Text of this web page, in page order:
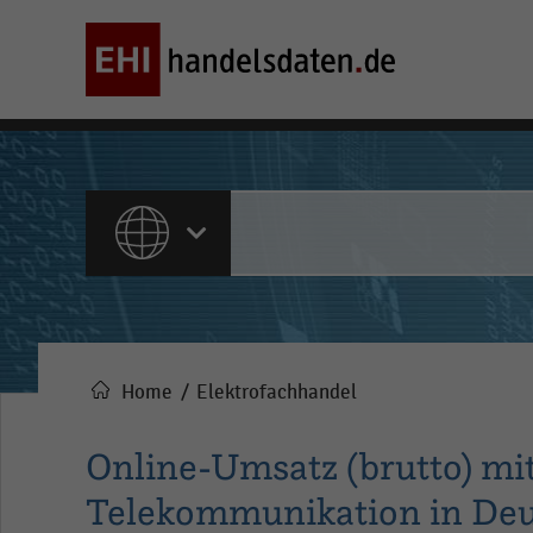
ALLE INHALTE
Pfadnavigation
Home Elektrofachhandel
Online-Umsatz (brutto)
Telekommunikation in